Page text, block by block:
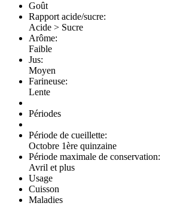
Goût
Rapport acide/sucre:
Acide > Sucre
Arôme:
Faible
Jus:
Moyen
Farineuse:
Lente
Périodes
Période de cueillette:
Octobre 1ère quinzaine
Période maximale de conservation:
Avril et plus
Usage
Cuisson
Maladies